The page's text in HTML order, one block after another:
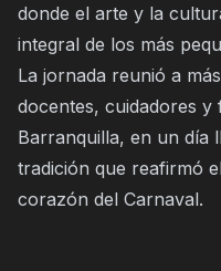
donde el arte y la
integral de los más
La jornada reunió a
docentes, cuidadores y
Barranquilla, en un día
tradición que reafirmó
corazón del Carnaval.